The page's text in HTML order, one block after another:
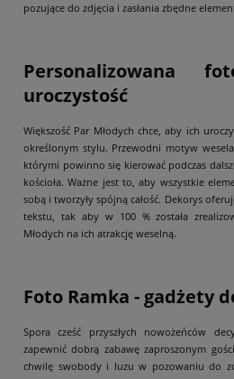
pozujące do zdjęcia i zasłania zbędne
Personalizowana
uroczystość
Większość Par Młodych chce, aby ich
określonym stylu. Przewodni motyw
którymi powinno się kierować podczas
kościoła. Ważne jest to, aby wszystkie
sobą i tworzyły spójną całość. Dekorys
tekstu, tak aby w 100 % została
Młodych na ich atrakcję weselną.
Foto Ramka - gadżety
Spora cześć przyszłych nowożeńców
zapewnić dobrą zabawę zaproszonym
chwilę swobody i luzu w pozowaniu do